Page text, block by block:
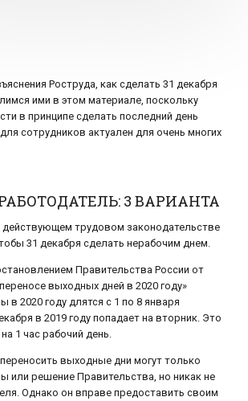
Роструда, как сделать 31 декабря
ими в этом материале, поскольку
в принципе сделать последний день
сотрудников актуален для очень многих
3 ВАРИАНТА
действующем трудовом законодательстве
31 декабря сделать нерабочим днем.
Правительства России от
выходных дней в 2020 году»
в 2020 году длятся с 1 по 8 января
в 2019 году попадает на вторник. Это
1 час рабочий день.
выходные дни могут только
или решение Правительства, но никак не
Однако он вправе предоставить своим